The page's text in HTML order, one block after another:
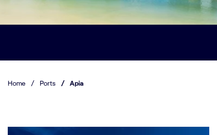
Home / Ports / Apia